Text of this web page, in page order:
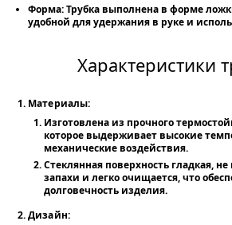
Форма:Трубка выполнена в форме
удобной для удержания в руке и
Характеристики
Материалы:
Изготовлена из прочного
которое выдерживает высокие
механические воздействия.
Стеклянная поверхность гладкая,
запахи и легко очищается, что
долговечность изделия.
Дизайн: